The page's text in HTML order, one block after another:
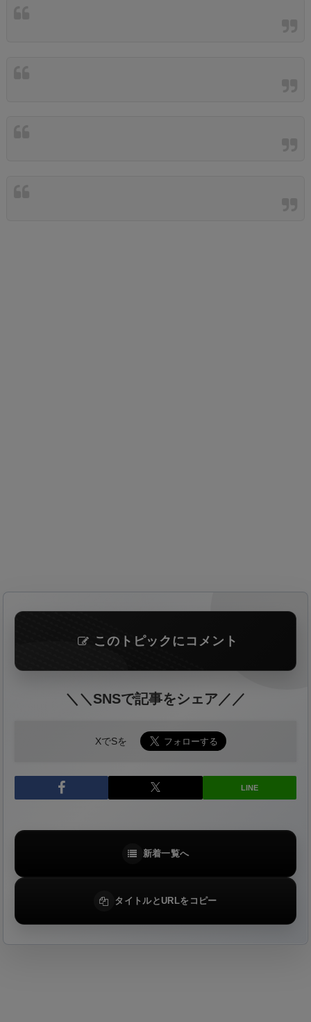
このトピックにコメント
＼＼SNSで記事をシェア／／
XでSを
LINE
新着一覧へ
タイトルとURLをコピー